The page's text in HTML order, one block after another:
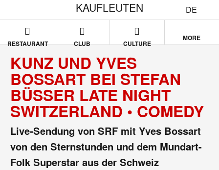
DE
KAUFLEUTEN
RESTAURANT CLUB CULTURE
MORE
KUNZ UND YVES
BOSSART BEI STEFAN
BÜSSER LATE NIGHT
SWITZERLAND • COMEDY
Live-Sendung von SRF mit Yves Bossart
von den Sternstunden und dem Mundart-
Folk Superstar aus der Schweiz